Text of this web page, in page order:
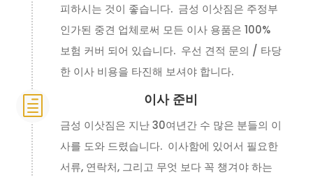
피하시는 것이 좋습니다. 금성 이삿짐은 주정부
인가된 중견 업체로써 모든 이사 용품은 100%
보험 커버 되어 있습니다. 우선 견적 문의 / 타당
한 이사 비용을 타진해 보셔야 합니다.
h 이사 준비
금성 이삿짐은 지난 30여년간 수 많은 분들의 이
사를 도와 드렸습니다. 이사함에 있어서 필요한
서류, 연락처, 그리고 무엇 보다 꼭 챙겨야 하는